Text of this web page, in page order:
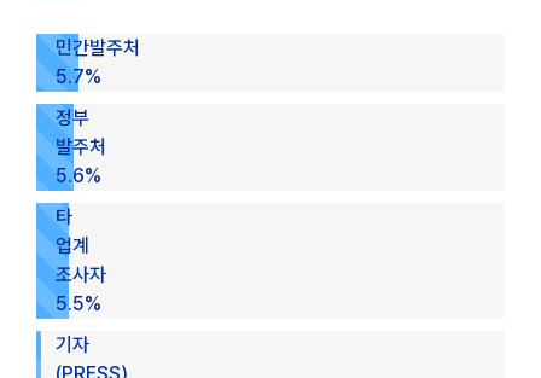
민간발주처
5.7%
정부
발주처
5.6%
타
업계
조사자
5.5%
기자